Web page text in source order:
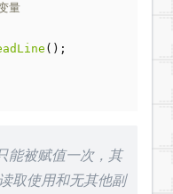
量
();
能被赋值一次，其
取使用和无其他副